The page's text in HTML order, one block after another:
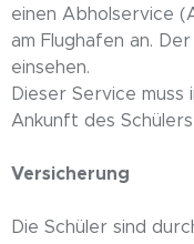
einen Abholservice
am Flughafen an.
einsehen.
Dieser Service
Ankunft des
Versicherung
Die Schüler sind